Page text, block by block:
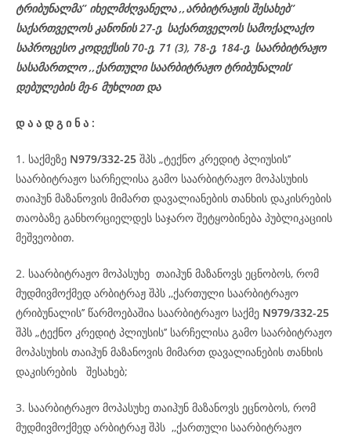
ტრიბუნალმა’’ იხელმძღვანელა,,არბიტრაჟის შესახებ’’
საქართველოს კანონის 27-ე, საქართველოს სამოქალაქო
საპროცესო კოდექსის 70-ე, 71 (3), 78-ე, 184-ე, საარბიტრაჟო
სასამართლო ,,ქართული საარბიტრაჟო ტრიბუნალის’
დებულების მე-6 მუხლით და
დ ა ა დ გ ი ნ ა :
1. საქმეზე N979/332-25 შპს „ტექნო კრედიტ პლიუსის’’
საარბიტრაჟო სარჩელისა გამო საარბიტრაჟო მოპასუხის
თაიჰუნ მაზანოვის მიმართ დავალიანების თანხის დაკისრების
თაობაზე განხორციელდეს საჯარო შეტყობინება პუბლიკაციის
მეშვეობით.
2. საარბიტრაჟო მოპასუხე თაიჰუნ მაზანოვს ეცნობოს, რომ
მუდმივმოქმედ არბიტრაჟ შპს ,,ქართული საარბიტრაჟო
ტრიბუნალის’’ წარმოებაშია საარბიტრაჟო საქმე N979/332-25
შპს „ტექნო კრედიტ პლიუსის’’ სარჩელისა გამო საარბიტრაჟო
მოპასუხის თაიჰუნ მაზანოვის მიმართ დავალიანების თანხის
დაკისრების შესახებ;
3. საარბიტრაჟო მოპასუხე თაიჰუნ მაზანოვს ეცნობოს, რომ
მუდმივმოქმედ არბიტრაჟ შპს ,,ქართული საარბიტრაჟო